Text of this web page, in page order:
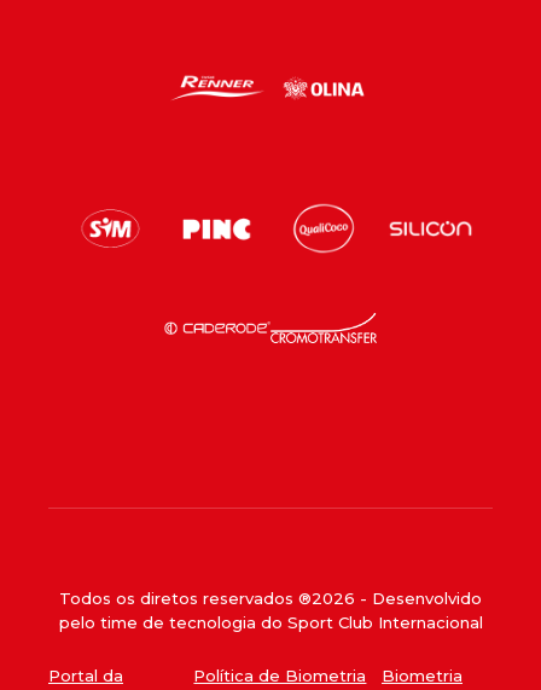
Todos os diretos reservados ®2026 - Desenvolvido
pelo time de tecnologia do Sport Club Internacional
Portal da Política de Biometria Biometria